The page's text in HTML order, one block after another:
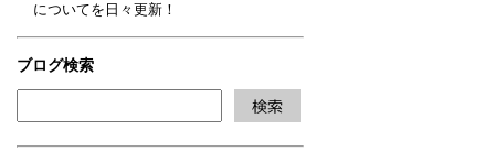
についてを日々更新！
ブログ検索